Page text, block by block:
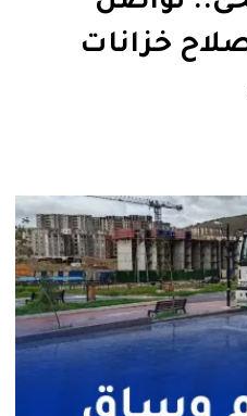
خزانات